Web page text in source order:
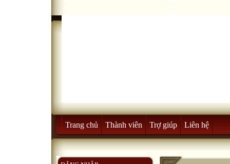
Trang chủ Thành viên Trợ giúp Liên hệ